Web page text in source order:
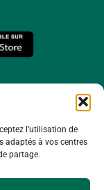
l’utilisation de
adaptés à vos centres
partage.